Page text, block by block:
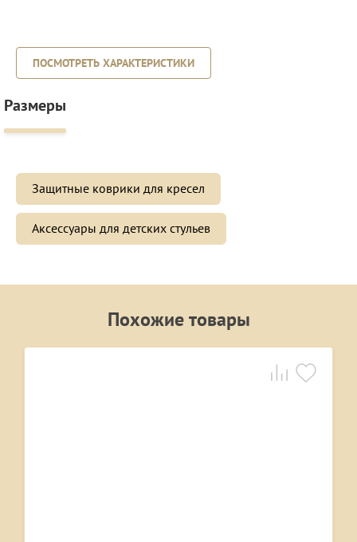
ПОСМОТРЕТЬ ХАРАКТЕРИСТИКИ
Размеры
Защитные коврики для кресел
Аксессуары для детских стульев
Похожие товары